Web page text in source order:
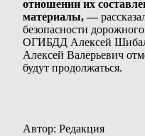
отношении их
материалы, —
безопасности
ОГИБДД Алексей
Алексей Валерьевич
будут продолжаться.
Автор: Редакция